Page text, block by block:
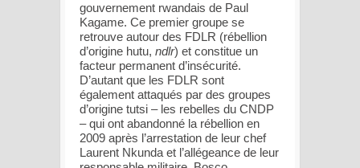
gouvernement rwandais de Paul
Kagame. Ce premier groupe se
retrouve autour des FDLR (rébellion
d’origine hutu, ndlr) et constitue un
facteur permanent d’insécurité.
D’autant que les FDLR sont
également attaqués par des groupes
d’origine tutsi – les rebelles du CNDP
– qui ont abandonné la rébellion en
2009 après l’arrestation de leur chef
Laurent Nkunda et l’allégeance de leur